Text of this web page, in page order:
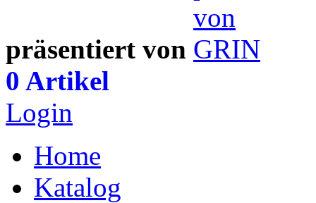
präsentiert von
0 Artikel
Login
Home
Katalog